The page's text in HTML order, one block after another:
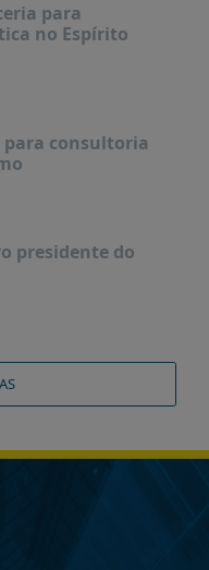
para
no Espírito
para consultoria
presidente do